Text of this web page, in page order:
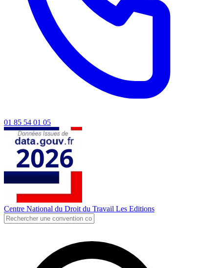
01 85 54 01 05
Centre National du Droit du Travail Les Editions